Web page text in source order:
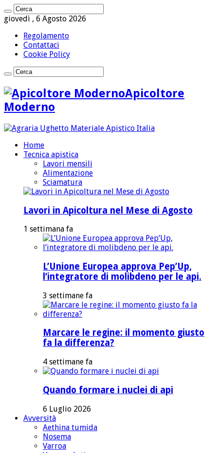
giovedì , 6 Agosto 2026
Regolamento
Contattaci
Cookie Policy
Apicoltore
Moderno
Home
Tecnica apistica
Lavori mensili
Alimentazione
Sciamatura
Lavori in Apicoltura nel Mese di Agosto
1 settimana fa
L’Unione Europea approva Pep’Up,
l’integratore di molibdeno per le api.
3 settimane fa
Marcare le regine: il momento giusto
fa la differenza?
4 settimane fa
Quando formare i nuclei di api
6 Luglio 2026
Avversità
Aethina tumida
Nosema
Varroa